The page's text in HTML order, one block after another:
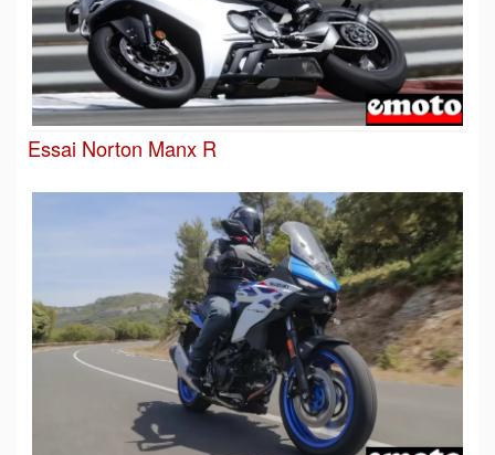
Essai Norton Manx R